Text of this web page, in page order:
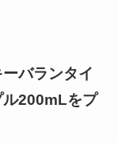
バランタイ
ル200mLをプ